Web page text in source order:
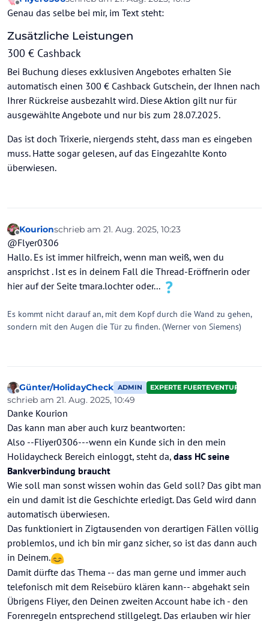
Offline zuletzt editiert von
Genau das selbe bei mir, im Text steht:
Zusätzliche Leistungen
300 € Cashback
Bei Buchung dieses exklusiven Angebotes erhalten Sie
automatisch einen 300 € Cashback Gutschein, der Ihnen nach
Ihrer Rückreise ausbezahlt wird. Diese Aktion gilt nur für
ausgewählte Angebote und nur bis zum 28.07.2025.
Das ist doch Trixerie, niergends steht, dass man es eingeben
muss. Hatte sogar gelesen, auf das Eingezahlte Konto
überwiesen.
Offline
Kourionschrieb am 21. Aug. 2025, 10:23
zuletzt editiert von Kourion
@Flyer0306
Hallo. Es ist immer hilfreich, wenn man weiß, wen du
ansprichst . Ist es in deinem Fall die Thread-Eröffnerin oder
hier auf der Seite tmara.lochter oder...
Es kommt nicht darauf an, mit dem Kopf durch die Wand zu gehen,
sondern mit den Augen die Tür zu finden. (Werner von Siemens)
Offline
Günter/HolidayCheck ADMIN EXPERTE FUERTEVENTURA
schrieb am 21. Aug. 2025, 10:49
zuletzt editiert von Günter/HolidayCheck
Danke Kourion
Das kann man aber auch kurz beantworten:
Also --Fliyer0306---wenn ein Kunde sich in den mein
Holidaycheck Bereich einloggt, steht da, dass HC seine
Bankverbindung braucht
Wie soll man sonst wissen wohin das Geld soll? Das gibt man
ein und damit ist die Geschichte erledigt. Das Geld wird dann
automatisch überwiesen.
Das funktioniert in Zigtausenden von derartigen Fällen völlig
problemlos, und ich bin mir ganz sicher, so ist das dann auch
in Deinem.
Damit dürfte das Thema -- das man gerne und immer auch
telefonisch mit dem Reisebüro klären kann-- abgehakt sein
Übrigens Fliyer, den Deinen zweiten Account habe ich - den
Forenregeln entsprechend stillgelegt. Das erlauben wir hier